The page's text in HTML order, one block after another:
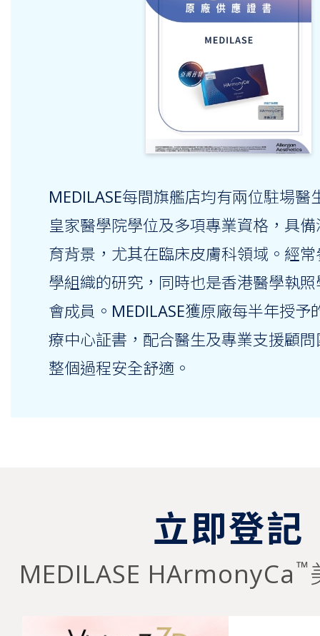
MEDILASE每間旗艦店均有兩位駐場醫
皇家醫學院學位及多項專業資格，具
育背景，尤其在臨床皮膚科領域。經
學組織的研究，同時也是香港醫學執
會成員。MEDILASE獲原廠每半年授予
療中心証書，配合醫生及專業支援顧
整個過程安全舒適。
立即登記
MEDILASE HArmonyCa™